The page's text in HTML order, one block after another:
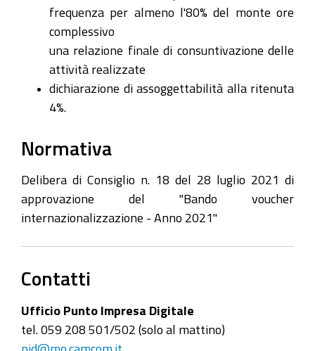
frequenza per almeno l'80% del monte ore
complessivo
una relazione finale di consuntivazione delle
attività realizzate
dichiarazione di assoggettabilità alla ritenuta
4%.
Normativa
Delibera di Consiglio n. 18 del 28 luglio 2021 di
approvazione del "Bando voucher
internazionalizzazione - Anno 2021"
Contatti
Ufficio Punto Impresa Digitale
tel. 059 208 501/502 (solo al mattino)
pid@mo.camcom.it